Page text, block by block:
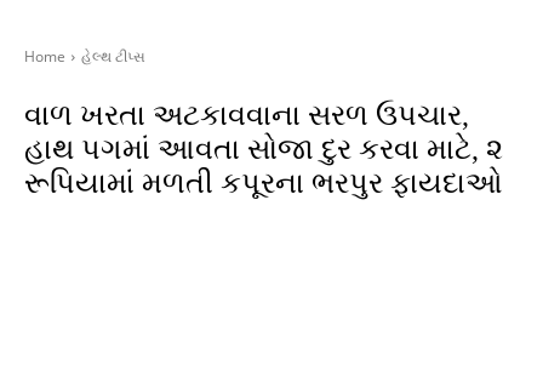
Home હેલ્થ ટીપ્સ
વાળ ખરતા અટકાવવાના સરળ ઉપચાર,
હાથ પગમાં આવતા સોજા દુર કરવા માટે, ૨
રૂપિયામાં મળતી કપૂરના ભરપુર ફાયદાઓ